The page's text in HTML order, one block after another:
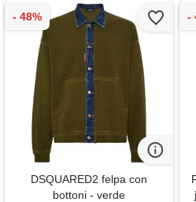
DSQUARED2 felpa con
bottoni - verde